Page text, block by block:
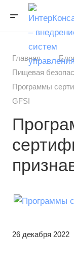
Главная —
Пищевая
Программы
GFSI
26 декабря 2022